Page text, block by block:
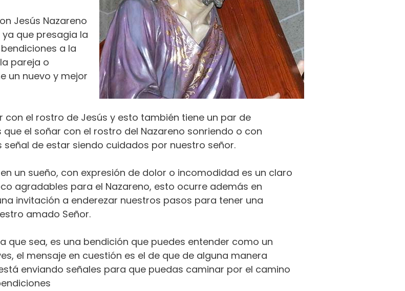
Jesús Nazareno
que presagia la
a la
pareja o
un nuevo y mejor
con el rostro de Jesús y esto también tiene un par de
el soñar con el rostro del Nazareno sonriendo o con
de estar siendo cuidados por nuestro señor.
un sueño, con expresión de dolor o incomodidad es un claro
agradables para el Nazareno, esto ocurre además en
invitación a enderezar nuestros pasos para tener una
amado Señor.
que sea, es una bendición que puedes entender como un
el mensaje en cuestión es el de que de alguna manera
enviando señales para que puedas caminar por el camino